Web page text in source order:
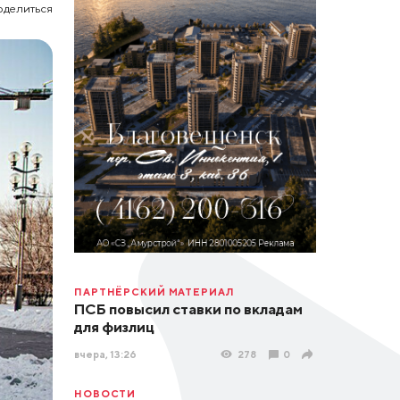
ПАРТНЁРСКИЙ МАТЕРИАЛ
ПСБ повысил ставки по вкладам
для физлиц
вчера, 13:26 278 0
НОВОСТИ